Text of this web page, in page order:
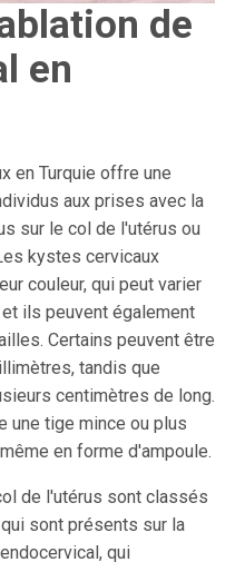
de
en
en Turquie offre une
aux prises avec la
sur le col de l'utérus ou
kystes cervicaux
couleur, qui peut varier
ils peuvent également
Certains peuvent être
tandis que
centimètres de long.
une tige mince ou plus
en forme d'ampoule.
de l'utérus sont classés
sont présents sur la
qui